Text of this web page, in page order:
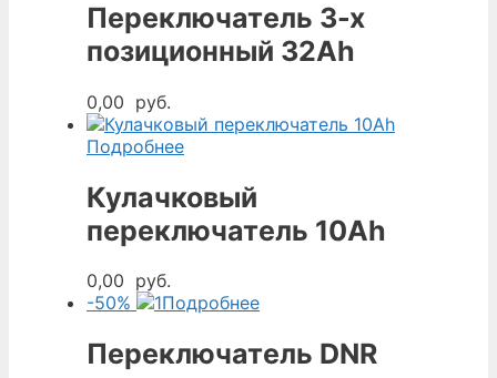
Переключатель 3-х
позиционный 32Ah
0,00 руб.
Подробнее
Кулачковый
переключатель 10Ah
0,00 руб.
-50%
Подробнее
Переключатель DNR